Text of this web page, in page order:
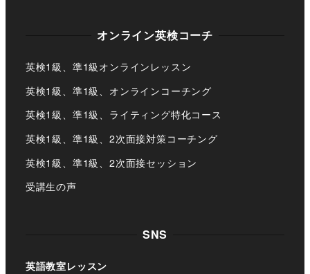
オンライン英検コーチ
英検1級、準1級オンラインレッスン
英検1級、準1級、オンラインコーチング
英検1級、準1級、ライティング特化コース
英検1級、準1級、2次面接対策コーチング
英検1級、準1級、2次面接セッション
受講生の声
SNS
英語教室レッスン